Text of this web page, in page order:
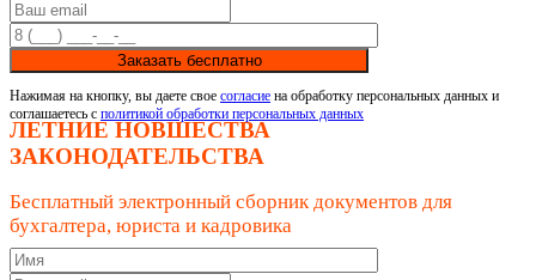
Заказать бесплатно
Нажимая на кнопку, вы даете свое согласие на обработку персональных данных и
соглашаетесь с политикой обработки персональных данных
ЛЕТНИЕ НОВШЕСТВА
ЗАКОНОДАТЕЛЬСТВА
Бесплатный электронный сборник документов для
бухгалтера, юриста и кадровика